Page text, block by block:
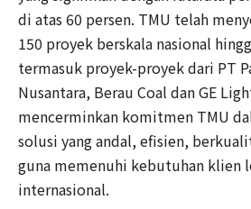
di atas 60 persen. TMU telah
150 proyek berskala nasional
termasuk proyek-proyek dari PT
Nusantara, Berau Coal dan GE
mencerminkan komitmen TMU
solusi yang andal, efisien,
guna memenuhi kebutuhan klien
internasional.